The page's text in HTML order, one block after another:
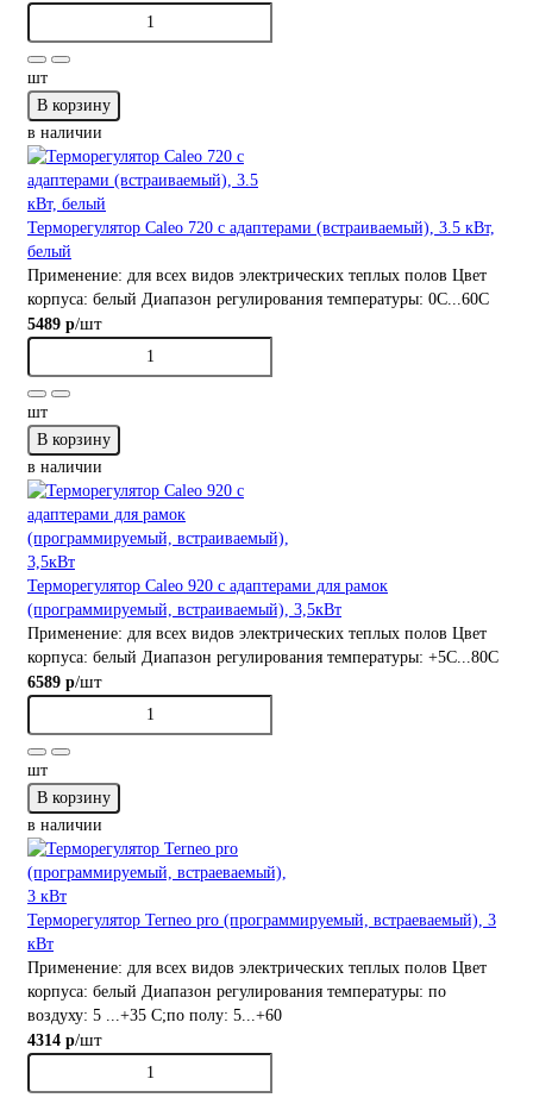
шт
В корзину
в наличии
Терморегулятор Caleo 720 с адаптерами (встраиваемый), 3.5 кВт,
белый
Применение: для всех видов электрических теплых полов Цвет
корпуса: белый Диапазон регулирования температуры: 0С...60С
5489 р/шт
шт
В корзину
в наличии
Терморегулятор Caleo 920 с адаптерами для рамок
(программируемый, встраиваемый), 3,5кВт
Применение: для всех видов электрических теплых полов Цвет
корпуса: белый Диапазон регулирования температуры: +5С...80С
6589 р/шт
шт
В корзину
в наличии
Терморегулятор Terneo pro (программируемый, встраеваемый), 3
кВт
Применение: для всех видов электрических теплых полов Цвет
корпуса: белый Диапазон регулирования температуры: по
воздуху: 5 ...+35 С;по полу: 5...+60
4314 р/шт